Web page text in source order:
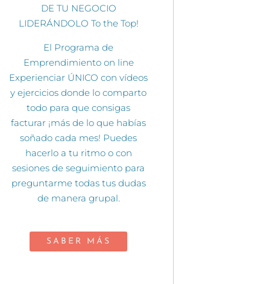
DE TU NEGOCIO
LIDERÁNDOLO To the Top!
El Programa de
Emprendimiento on line
Experienciar ÚNICO con vídeos
y ejercicios donde lo comparto
todo para que consigas
facturar ¡más de lo que habías
soñado cada mes! Puedes
hacerlo a tu ritmo o con
sesiones de seguimiento para
preguntarme todas tus dudas
de manera grupal.
SABER MÁS